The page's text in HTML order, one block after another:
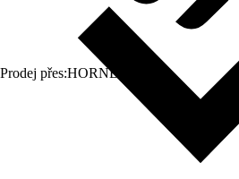
Prodej přes:HORNBACH